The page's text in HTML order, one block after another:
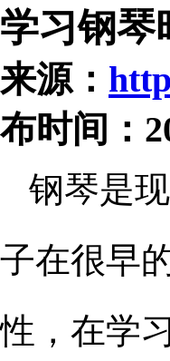
学习钢琴
来源：
布时间：
钢琴是
子在很早
性，在学